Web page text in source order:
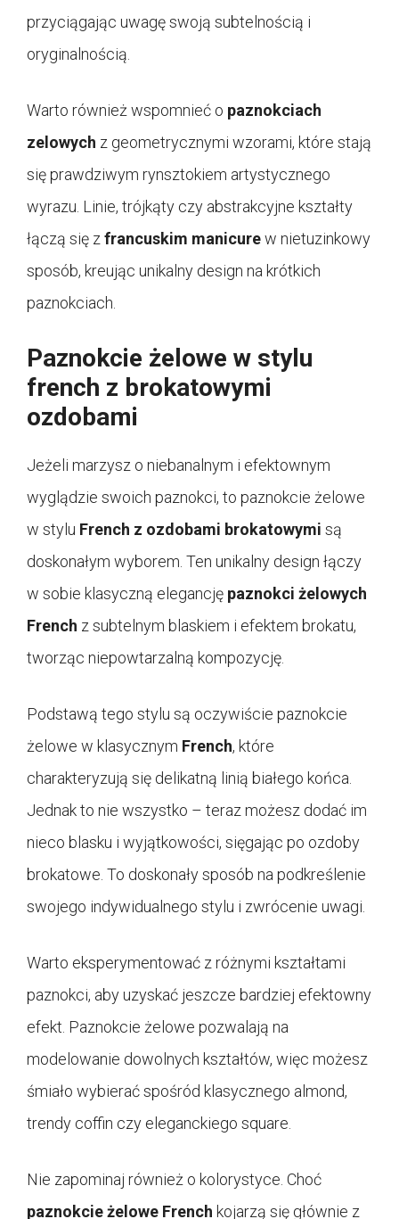
przyciągając uwagę swoją subtelnością i
oryginalnością.
Warto również wspomnieć o paznokciach
zelowych z geometrycznymi wzorami, które stają
się prawdziwym rynsztokiem artystycznego
wyrazu. Linie, trójkąty czy abstrakcyjne kształty
łączą się z francuskim manicurew nietuzinkowy
sposób, kreując unikalny design na krótkich
paznokciach.
Paznokcie żelowe w stylu
french z brokatowymi
ozdobami
Jeżeli marzysz o niebanalnym i efektownym
wyglądzie swoich paznokci, to paznokcie żelowe
w stylu French z ozdobami brokatowymi są
doskonałym wyborem. Ten unikalny design łączy
w sobie klasyczną elegancję paznokci żelowych
French z subtelnym blaskiem i efektem brokatu,
tworząc niepowtarzalną kompozycję.
Podstawą tego stylu są oczywiście paznokcie
żelowe w klasycznym French, które
charakteryzują się delikatną linią białego końca.
Jednak to nie wszystko – teraz możesz dodać im
nieco blasku i wyjątkowości, sięgając po ozdoby
brokatowe. To doskonały sposób na podkreślenie
swojego indywidualnego stylu i zwrócenie uwagi.
Warto eksperymentować z różnymi kształtami
paznokci, aby uzyskać jeszcze bardziej efektowny
efekt. Paznokcie żelowe pozwalają na
modelowanie dowolnych kształtów, więc możesz
śmiało wybierać spośród klasycznego almond,
trendy coffin czy eleganckiego square.
Nie zapominaj również o kolorystyce. Choć
paznokcie żelowe French kojarzą się głównie z